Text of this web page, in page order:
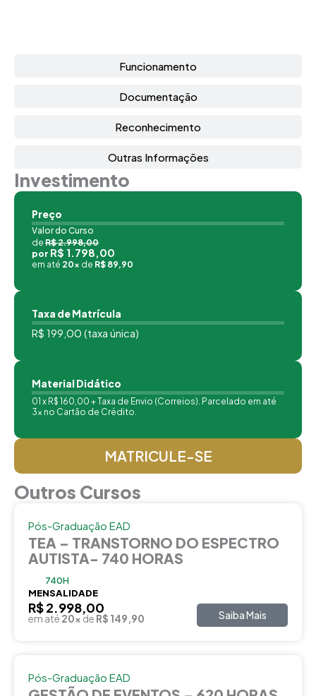
Funcionamento
Documentação
Reconhecimento
Outras Informações
Investimento
Preço
Valor do Curso
de R$ 2.998,00
por R$ 1.798,00
em até 20x de R$ 89,90
Taxa de Matrícula
R$ 199,00 (taxa única)
Material Didático
01 x R$ 160,00 + Taxa de Envio (Correios). Parcelado em até
3x no Cartão de Crédito.
MATRICULE-SE
Outros Cursos
Pós-Graduação EAD
TEA – TRANSTORNO DO ESPECTRO
AUTISTA- 740 HORAS
740H
MENSALIDADE
R$ 2.998,00
em até 20xde R$ 149,90 Saiba Mais
Pós-Graduação EAD